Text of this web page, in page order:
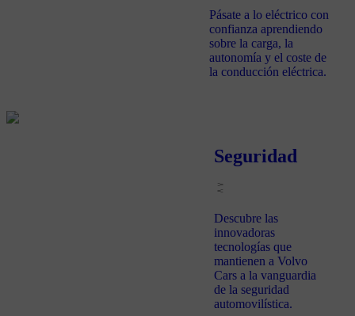
Pásate a lo eléctrico con
confianza aprendiendo
sobre la carga, la
autonomía y el coste de
la conducción eléctrica.
Seguridad
Descubre las
innovadoras
tecnologías que
mantienen a Volvo
Cars a la vanguardia
de la seguridad
automovilística.